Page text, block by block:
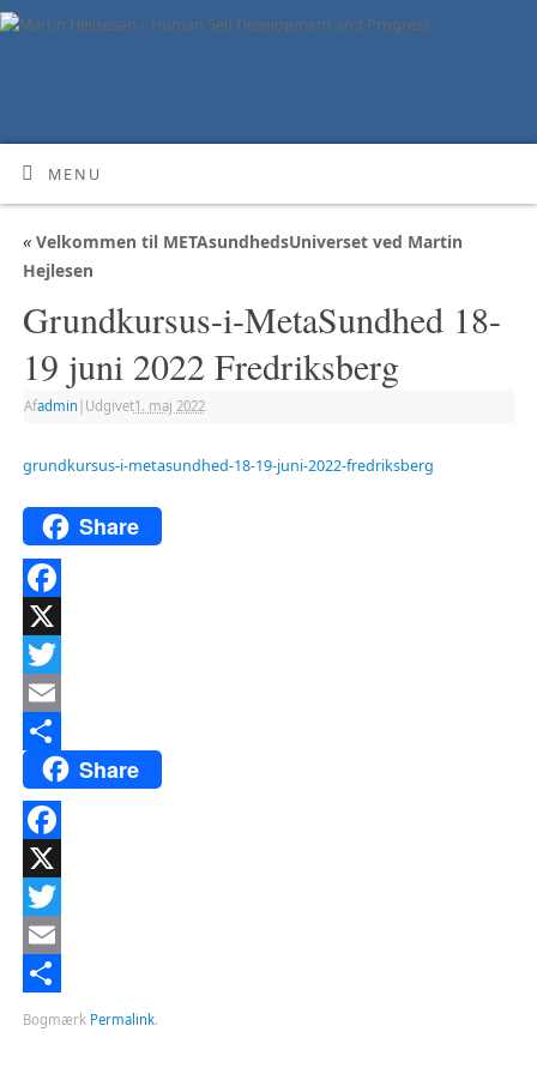
MENU
«Velkommen til METAsundhedsUniverset ved Martin
Hejlesen
Grundkursus-i-MetaSundhed 18-
19 juni 2022 Fredriksberg
Afadmin Udgivet1. maj 2022
grundkursus-i-metasundhed-18-19-juni-2022-fredriksberg
Share
Facebook
X
Twitter
Email
Del
Share
Facebook
X
Twitter
Email
Del
Bogmærk Permalink.